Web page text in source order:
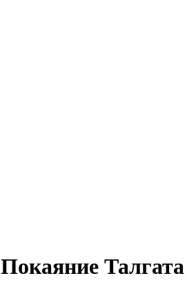
Покаяние